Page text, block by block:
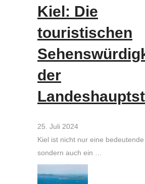
Kiel: Die
touristischen
der
25. Juli 2024
Kiel ist nicht nur eine bedeutende
sondern auch ein …